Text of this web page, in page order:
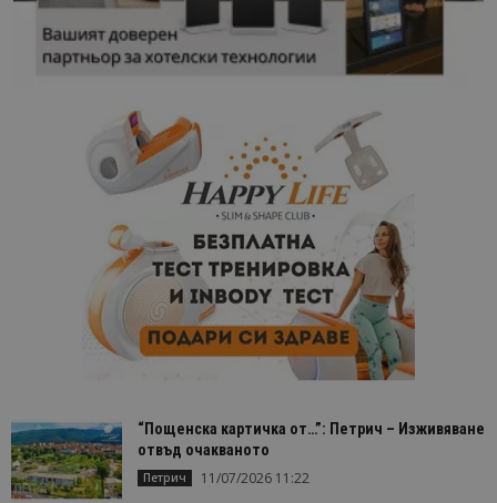
“Пощенска картичка от…”: Петрич – Изживяване
отвъд очакваното
Петрич 11/07/2026 11:22